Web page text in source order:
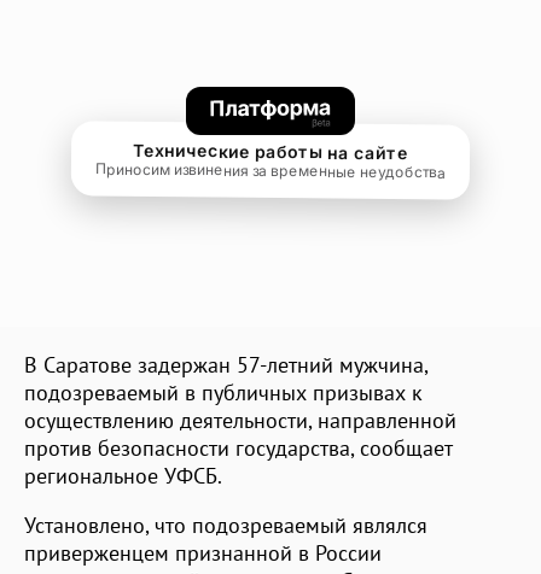
В Саратове задержан 57-летний мужчина,
подозреваемый в публичных призывах к
осуществлению деятельности, направленной
против безопасности государства, сообщает
региональное УФСБ.
Установлено, что подозреваемый являлся
приверженцем признанной в России